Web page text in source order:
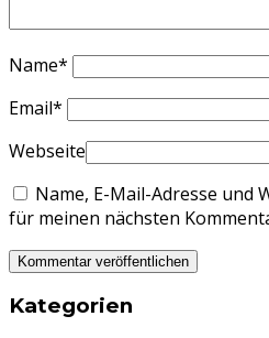
Name*
Email*
Webseite
Name, E-Mail-Adresse und
für meinen nächsten
Kategorien